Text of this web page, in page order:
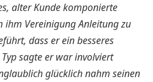
alter Kunde komponierte
ihm Vereinigung Anleitung zu
dass er ein besseres
sagte er war involviert
glücklich nahm seinen